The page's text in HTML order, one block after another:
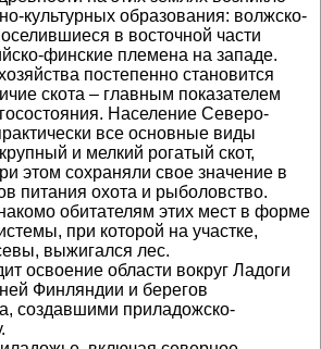
культурных образования: волжско-
в восточной части
финские племена на западе.
постепенно становится
скота – главным показателем
Население Северо-
все основные виды
и мелкий рогатый скот,
этом сохраняли свое значение в
питания охота и рыболовство.
обитателям этих мест в форме
при которой на участке,
выжигался лес.
освоение области вокруг Ладоги
Финляндии и берегов
создавшими приладожско-